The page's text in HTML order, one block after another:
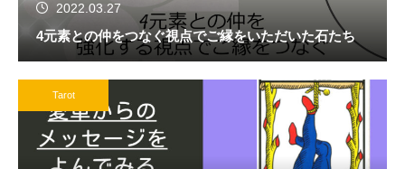
2022.03.27
4元素との仲をつなぐ視点でご縁をいただいた石たち
Tarot